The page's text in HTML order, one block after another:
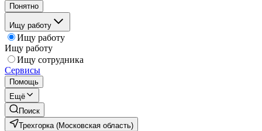
Понятно
Ищу работу
Ищу работу
Ищу работу
Ищу сотрудника
Сервисы
Помощь
Ещё
Поиск
Трехгорка (Московская область)